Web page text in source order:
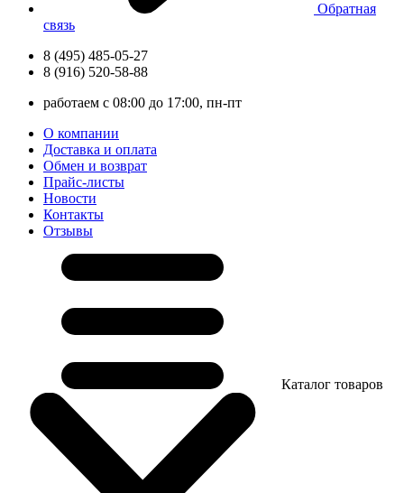
Обратная
связь
8 (495) 485-05-27
8 (916) 520-58-88
работаем с 08:00 до 17:00, пн-пт
О компании
Доставка и оплата
Обмен и возврат
Прайс-листы
Новости
Контакты
Отзывы
Каталог товаров